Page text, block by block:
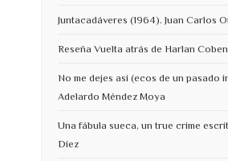
Juntacadáveres (1964). Juan Carlos
Reseña Vuelta atrás de Harlan Coben
No me dejes así (ecos de un pasado
Adelardo Méndez Moya
Una fábula sueca, un true crime
Díez